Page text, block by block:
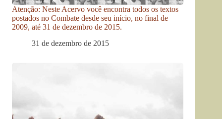
Atenção: Neste Acervo você encontra todos os textos
postados no Combate desde seu início, no final de
2009, até 31 de dezembro de 2015.
31 de dezembro de 2015